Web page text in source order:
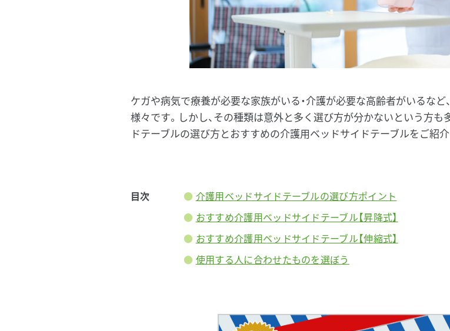
ケガや病気で療養が必要な家族がいる・介護が必要な高齢者がいるな
様々です。しかし、その種類は意外と多く選び方が分かないという方も
ドテーブルの選び方とおすすめの介護用ベッドサイドテーブルをご紹
目次
介護用ベッドサイドテーブルの選び方ポイント
おすすめ介護用ベッドサイドテーブル【昇降式】
おすすめ介護用ベッドサイドテーブル【伸縮式】
使用する人に合わせたものを選ぼう